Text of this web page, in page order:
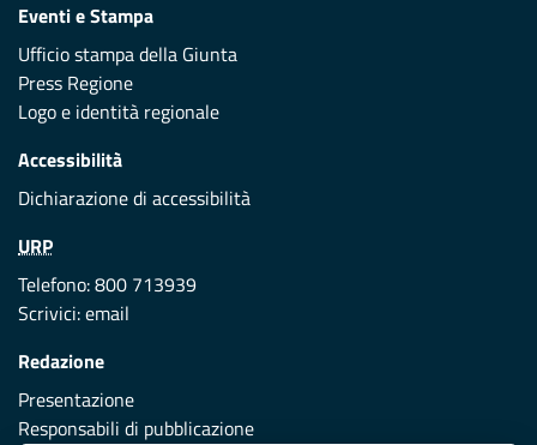
Eventi e Stampa
Ufficio stampa della Giunta
Press Regione
Logo e identità regionale
Accessibilità
Dichiarazione di accessibilità
URP
Telefono: 800 713939
Scrivici:email
Redazione
Presentazione
Responsabili di pubblicazione